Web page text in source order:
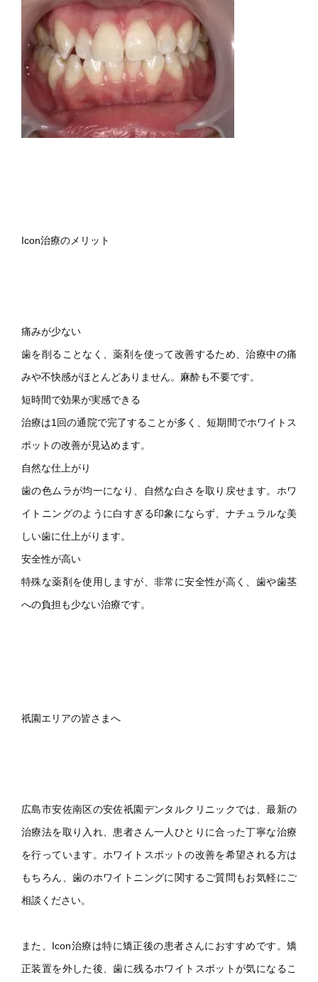
Icon治療のメリット
痛みが少ない
歯を削ることなく、薬剤を使って改善するため、治療中の痛
みや不快感がほとんどありません。麻酔も不要です。
短時間で効果が実感できる
治療は1回の通院で完了することが多く、短期間でホワイトス
ポットの改善が見込めます。
自然な仕上がり
歯の色ムラが均一になり、自然な白さを取り戻せます。ホワ
イトニングのように白すぎる印象にならず、ナチュラルな美
しい歯に仕上がります。
安全性が高い
特殊な薬剤を使用しますが、非常に安全性が高く、歯や歯茎
への負担も少ない治療です。
祇園エリアの皆さまへ
広島市安佐南区の安佐祇園デンタルクリニックでは、最新の
治療法を取り入れ、患者さん一人ひとりに合った丁寧な治療
を行っています。ホワイトスポットの改善を希望される方は
もちろん、歯のホワイトニングに関するご質問もお気軽にご
相談ください。
また、Icon治療は特に矯正後の患者さんにおすすめです。矯
正装置を外した後、歯に残るホワイトスポットが気になるこ